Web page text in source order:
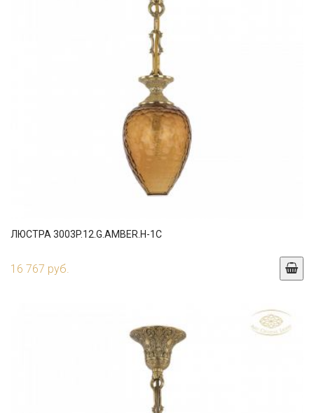
ЛЮСТРА 3003P.12.G.AMBER.H-1C
16 767 руб.